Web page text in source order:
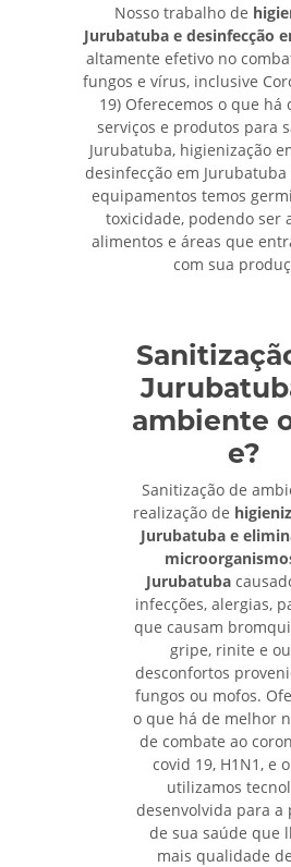
Nosso trabalho de
Jurubatuba e desinfecção
altamente efetivo no
fungos e vírus, inclusive
19) Oferecemos o que há
serviços e produtos para
Jurubatuba, higienização
desinfecção em
equipamentos temos
toxicidade, podendo ser
alimentos e áreas que
com sua
ambiente
e?
Sanitização de
realização de
Jurubatuba e
Jurubatuba
infecções, alergias,
que causam
gripe, rinite e
desconfortos
fungos ou mofos.
o que há de melhor
de combate ao
covid 19, H1N1, e
utilizamos
desenvolvida para a
de sua saúde que
mais qualidade